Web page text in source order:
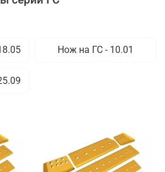
Нож на ГС - 10.01